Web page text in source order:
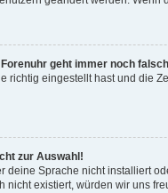
geht immer noch
richtig eingestellt hast und die
zur Auswahl!
deine Sprache nicht installiert
nicht existiert, würden wir uns